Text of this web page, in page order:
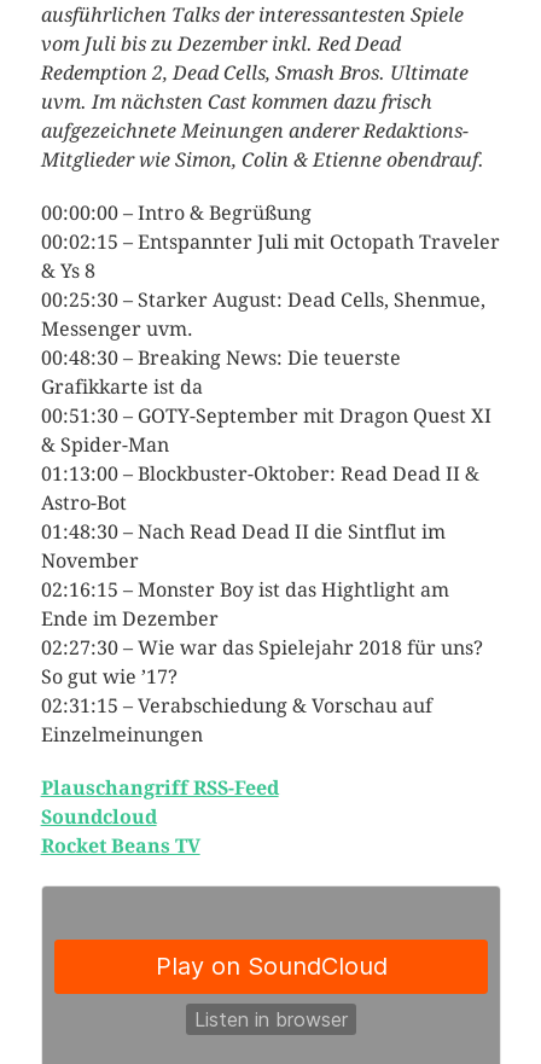
ausführlichen Talks der interessantesten Spiele
vom Juli bis zu Dezember inkl. Red Dead
Redemption 2, Dead Cells, Smash Bros. Ultimate
uvm. Im nächsten Cast kommen dazu frisch
aufgezeichnete Meinungen anderer Redaktions-
Mitglieder wie Simon, Colin & Etienne obendrauf.
00:00:00 – Intro & Begrüßung
00:02:15 – Entspannter Juli mit Octopath Traveler
& Ys 8
00:25:30 – Starker August: Dead Cells, Shenmue,
Messenger uvm.
00:48:30 – Breaking News: Die teuerste
Grafikkarte ist da
00:51:30 – GOTY-September mit Dragon Quest XI
& Spider-Man
01:13:00 – Blockbuster-Oktober: Read Dead II &
Astro-Bot
01:48:30 – Nach Read Dead II die Sintflut im
November
02:16:15 – Monster Boy ist das Hightlight am
Ende im Dezember
02:27:30 – Wie war das Spielejahr 2018 für uns?
So gut wie ’17?
02:31:15 – Verabschiedung & Vorschau auf
Einzelmeinungen
Plauschangriff RSS-Feed
Soundcloud
Rocket Beans TV